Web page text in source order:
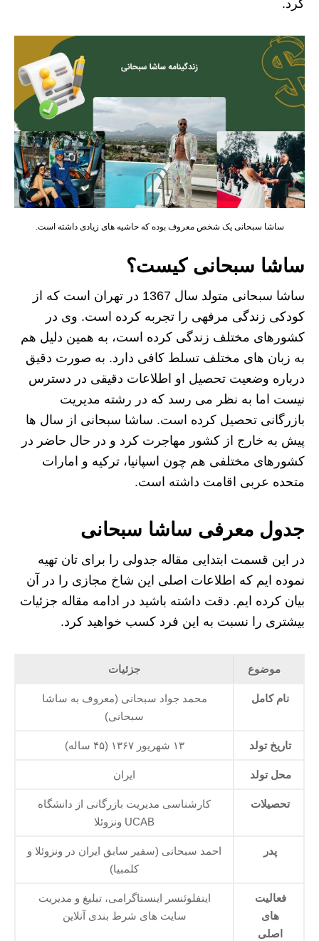
کرد.
ساشا سبحانی یک شخص معروف بوده که حاشیه های زیادی داشته است.
ساشا سبحانی کیست؟
ساشا سبحانی متولد سال 1367 در تهران است که از
کودکی زندگی مرفهی را تجربه کرده است. وی در
کشورهای مختلف زندگی کرده است، به همین دلیل هم
به زبان های مختلف تسلط کافی دارد. به صورت دقیق
درباره وضعیت تحصیل او اطلاعات دقیقی در دسترس
نیست اما به نظر می رسد که در رشته مدیریت
بازرگانی تحصیل کرده است. ساشا سبحانی از سال ها
پیش به خارج از کشور مهاجرت کرد و در حال حاضر در
کشورهای مختلفی هم چون اسپانیا، ترکیه و امارات
متحده عربی اقامت داشته است.
جدول معرفی ساشا سبحانی
در این قسمت ابتدایی مقاله جدولی را برای تان تهیه
نموده ایم که اطلاعات اصلی این شاخ مجازی را در آن
بیان کرده ایم. دقت داشته باشید در ادامه مقاله جزئیات
بیشتری را نسبت به این فرد کسب خواهید کرد.
موضوع جزئیات
نام کامل
محمد جواد سبحانی (معروف به ساشا
سبحانی)
تاریخ تولد ۱۳ شهریور ۱۳۶۷ (۴۵ ساله)
محل تولد ایران
تحصیلات
کارشناسی مدیریت بازرگانی از دانشگاه
UCAB ونزوئلا
پدر
احمد سبحانی (سفیر سابق ایران در ونزوئلا و
کلمبیا)
فعالیت‌
های
اصلی
اینفلوئنسر اینستاگرامی، تبلیغ و مدیریت
سایت‌ های شرط‌ بندی آنلاین